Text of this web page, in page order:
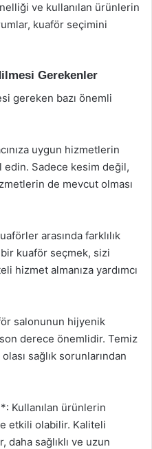
ve kullanılan ürünlerin
kuaför seçimini
Gerekenler
gereken bazı önemli
uygun hizmetlerin
edin. Sadece kesim değil,
de mevcut olması
arasında farklılık
kuaför seçmek, sizi
hizmet almanıza yardımcı
salonunun hijyenik
son derece önemlidir. Temiz
sağlık sorunlarından
Kullanılan ürünlerin
etkili olabilir. Kaliteli
daha sağlıklı ve uzun